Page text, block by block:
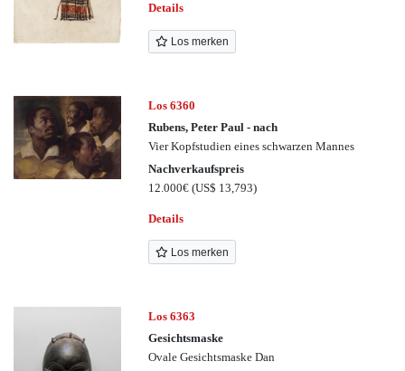
Details
Los merken
Los 6360
Rubens, Peter Paul - nach
Vier Kopfstudien eines schwarzen Mannes
Nachverkaufspreis
12.000€(US$ 13,793)
Details
Los merken
Los 6363
Gesichtsmaske
Ovale Gesichtsmaske Dan